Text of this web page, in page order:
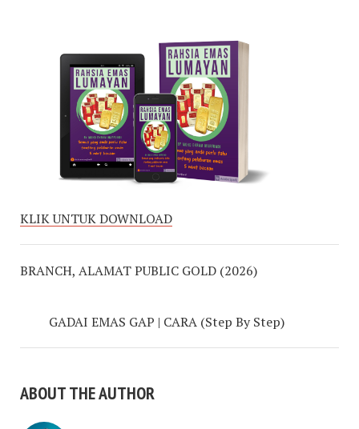
KLIK UNTUK DOWNLOAD
BRANCH, ALAMAT PUBLIC GOLD (2026)
GADAI EMAS GAP | CARA (Step By Step)
ABOUT THE AUTHOR